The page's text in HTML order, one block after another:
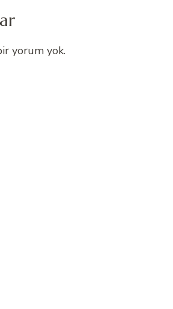
yorum yok.